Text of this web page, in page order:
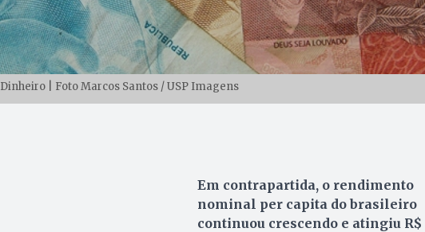
Dinheiro | Foto Marcos Santos / USP Imagens
Em contrapartida, o rendimento
nominal per capita do brasileiro
continuou crescendo e atingiu R$